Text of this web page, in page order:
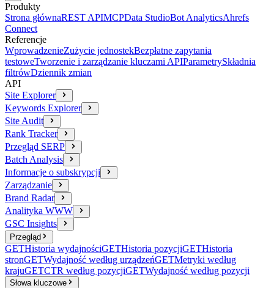
Produkty
Strona głównaREST APIMCPData StudioBot AnalyticsAhrefs
Connect
Referencje
WprowadzenieZużycie jednostekBezpłatne zapytania
testoweTworzenie i zarządzanie kluczami APIParametrySkładnia
filtrówDziennik zmian
API
Site Explorer
Keywords Explorer
Site Audit
Rank Tracker
Przegląd SERP
Batch Analysis
Informacje o subskrypcji
Zarządzanie
Brand Radar
Analityka WWW
GSC Insights
Przegląd
GETHistoria wydajnościGETHistoria pozycjiGETHistoria
stronGETWydajność według urządzeńGETMetryki według
krajuGETCTR według pozycjiGETWydajność według pozycji
Słowa kluczowe